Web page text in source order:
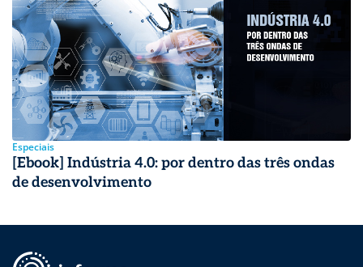
Especiais
[Ebook] Indústria 4.0: por dentro das três ondas
de desenvolvimento